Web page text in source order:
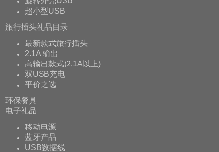
超小型USB
旅行插头礼品目录
最新款式旅行插头
2.1A 输出
高输出款式(2.1A以上)
双USB充电
平价之选
环保餐具
电子礼品
移动电源
蓝牙产品
USB数据线